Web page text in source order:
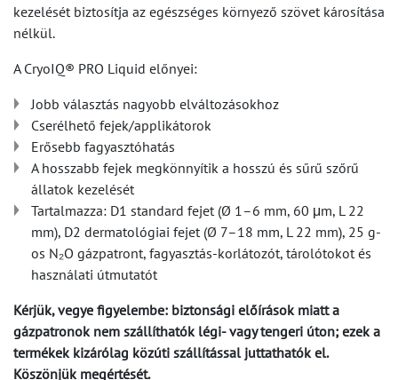
kezelését biztosítja az egészséges környező szövet károsítása
nélkül.
A CryoIQ® PRO Liquid előnyei:
Jobb választás nagyobb elváltozásokhoz
Cserélhető fejek/applikátorok
Erősebb fagyasztóhatás
A hosszabb fejek megkönnyítik a hosszú és sűrű szőrű
állatok kezelését
Tartalmazza: D1 standard fejet (Ø 1–6 mm, 60 μm, L 22
mm), D2 dermatológiai fejet (Ø 7–18 mm, L 22 mm), 25 g-
os N₂O gázpatront, fagyasztás-korlátozót, tárolótokot és
használati útmutatót
Kérjük, vegye figyelembe: biztonsági előírások miatt a
gázpatronok nem szállíthatók légi- vagy tengeri úton; ezek a
termékek kizárólag közúti szállítással juttathatók el.
Köszönjük megértését.